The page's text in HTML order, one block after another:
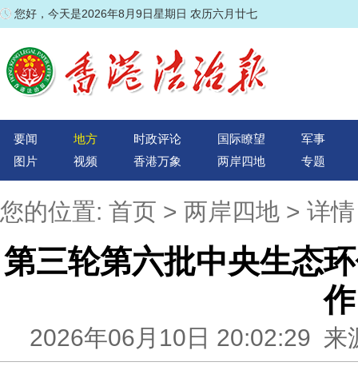
您好，今天是2026年8月9日星期日 农历六月廿七
要闻 地方 时政评论 国际瞭望
军事
图片
视频 香港万象 两岸四地 专题
您的位置: 首页 > 两岸四地 > 详情
第三轮第六批中央生态
作
2026年06月10日 20:02:29